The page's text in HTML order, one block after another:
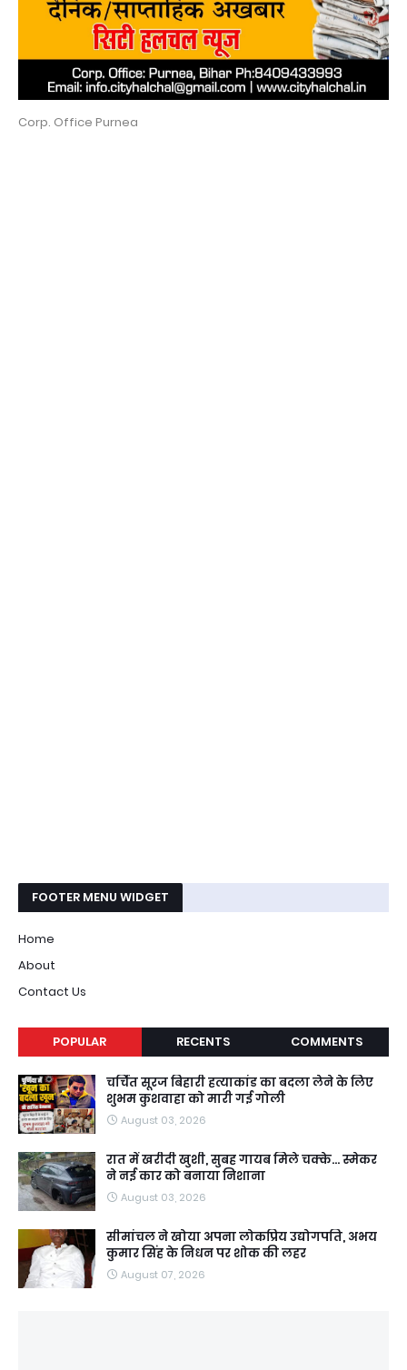
Corp. Office Purnea
FOOTER MENU WIDGET
Home
About
Contact Us
POPULAR RECENTS COMMENTS
चर्चित सूरज बिहारी हत्याकांड का बदला लेने के लिए
शुभम कुशवाहा को मारी गई गोली
August 03, 2026
रात में खरीदी खुशी, सुबह गायब मिले चक्के... स्मेकर
ने नई कार को बनाया निशाना
August 03, 2026
सीमांचल ने खोया अपना लोकप्रिय उद्योगपति, अभय
कुमार सिंह के निधन पर शोक की लहर
August 07, 2026